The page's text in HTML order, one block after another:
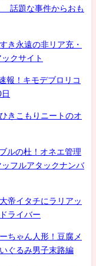
話題な事件からおも
き永遠の非リア充・
クサイト
報！キモデブロリコ
きこもりニートのオ
ルの杜！オネエ管理
フルアタックナンバ
帝イタチにラリアッ
ライバー
ちゃん人形！豆腐メ
ぐるみ男子末路編